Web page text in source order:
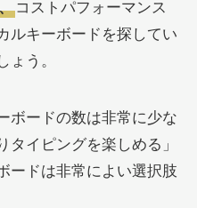
コストパフォーマンス
ルキーボードを探してい
ょう。
ボードの数は非常に少な
タイピングを楽しめる」
ードは非常によい選択肢